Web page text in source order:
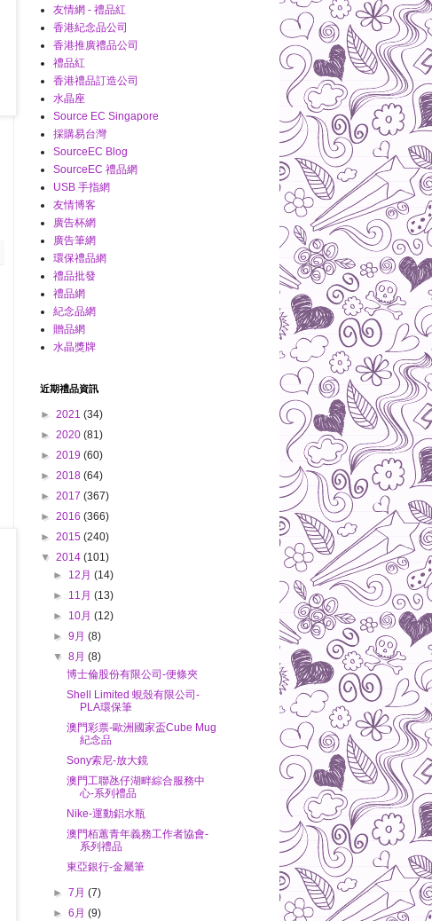
友情網 - 禮品紅
香港紀念品公司
香港推廣禮品公司
禮品紅
香港禮品訂造公司
水晶座
Source EC Singapore
採購易台灣
SourceEC Blog
SourceEC 禮品網
USB 手指網
友情博客
廣告杯網
廣告筆網
環保禮品網
禮品批發
禮品網
紀念品網
贈品網
水晶獎牌
近期禮品資訊
► 2021 (34)
► 2020 (81)
► 2019 (60)
► 2018 (64)
► 2017 (367)
► 2016 (366)
► 2015 (240)
▼ 2014 (101)
► 12月(14)
► 11月(13)
► 10月(12)
►9月(8)
▼8月(8)
博士倫股份有限公司-便條夾
Shell Limited 蜆殼有限公司-
PLA環保筆
澳門彩票-歐洲國家盃Cube Mug
紀念品
Sony索尼-放大鏡
澳門工聯氹仔湖畔綜合服務中
心-系列禮品
Nike-運動鋁水瓶
澳門栢蕙青年義務工作者協會-
系列禮品
東亞銀行-金屬筆
►7月(7)
►6月(9)